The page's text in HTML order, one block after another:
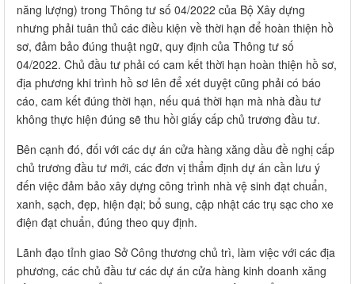
năng lượng) trong Thông tư số 04/2022 của Bộ Xây dựng
nhưng phải tuân thủ các điều kiện về thời hạn để hoàn thiện hồ
sơ, đảm bảo đúng thuật ngữ, quy định của Thông tư số
04/2022. Chủ đầu tư phải có cam kết thời hạn hoàn thiện hồ sơ,
địa phương khi trình hồ sơ lên để xét duyệt cũng phải có báo
cáo, cam kết đúng thời hạn, nếu quá thời hạn mà nhà đầu tư
không thực hiện đúng sẽ thu hồi giấy cấp chủ trương đầu tư.
Bên cạnh đó, đối với các dự án cửa hàng xăng dầu đề nghị cấp
chủ trương đầu tư mới, các đơn vị thẩm định dự án cần lưu ý
đến việc đảm bảo xây dựng công trình nhà vệ sinh đạt chuẩn,
xanh, sạch, đẹp, hiện đại; bổ sung, cập nhật các trụ sạc cho xe
điện đạt chuẩn, đúng theo quy định.
Lãnh đạo tỉnh giao Sở Công thương chủ trì, làm việc với các địa
phương, các chủ đầu tư các dự án cửa hàng kinh doanh xăng